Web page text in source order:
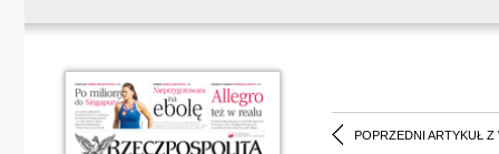
POPRZEDNI ARTYKUŁ Z